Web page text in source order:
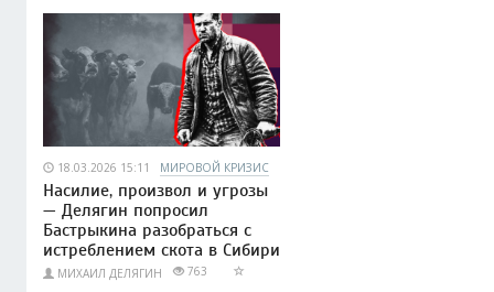
18.03.2026 15:11 МИРОВОЙ КРИЗИС
Насилие, произвол и угрозы
— Делягин попросил
Бастрыкина разобраться с
истреблением скота в Сибири
МИХАИЛ ДЕЛЯГИН 763